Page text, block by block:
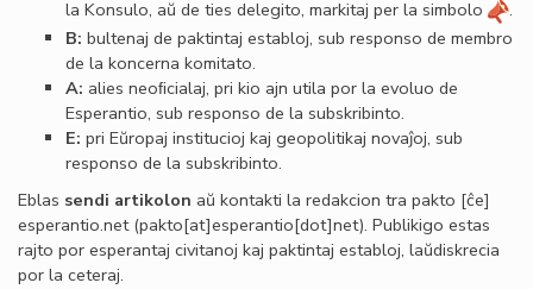
la Konsulo, aŭ de ties delegito, markitaj per la simbolo
.
B: bultenaj de paktintaj establoj, sub responso de membro
de la koncerna komitato.
A: alies neoﬁcialaj, pri kio ajn utila por la evoluo de
Esperantio, sub responso de la subskribinto.
E: pri Eŭropaj institucioj kaj geopolitikaj novaĵoj, sub
responso de la subskribinto.
Eblas sendi artikolon aŭ kontakti la redakcion tra pakto [ĉe]
esperantio.net(pakto[at]esperantio[dot]net). Publikigo estas
rajto por esperantaj civitanoj kaj paktintaj establoj, laŭdiskrecia
por la ceteraj.